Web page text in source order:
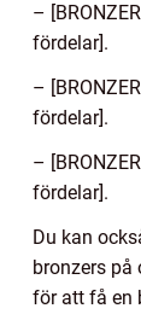
–
fördelar].
–
fördelar].
–
fördelar].
Du kan
bronzers
för att få en